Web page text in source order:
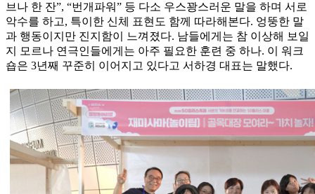
브나 한 잔”, “번개파워” 등 다소 우스꽝스러운 말을 하며 서로
악수를 하고, 특이한 신체 표현도 함께 따라해본다. 엉뚱한 말
과 행동이지만 진지함이 느껴졌다. 남들에게는 참 이상해 보일
지 모르나 연극인들에게는 아주 필요한 훈련 중 하나. 이 워크
숍은 3년째 꾸준히 이어지고 있다고 서하경 대표는 말했다.